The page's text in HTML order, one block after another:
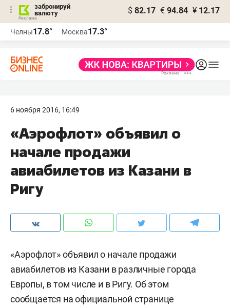
забронируй
валюту
$ 82.17 € 94.84 ¥ 12.17
Челны17.8° Москва17.3°
6 ноября 2016, 16:49
​«Аэрофлот» объявил о
начале продажи
авиабилетов из Казани в
Ригу
«Аэрофлот» объявил о начале продажи
авиабилетов из Казани в различные города
Европы, в том числе и в Ригу. Об этом
сообщается на официальной странице